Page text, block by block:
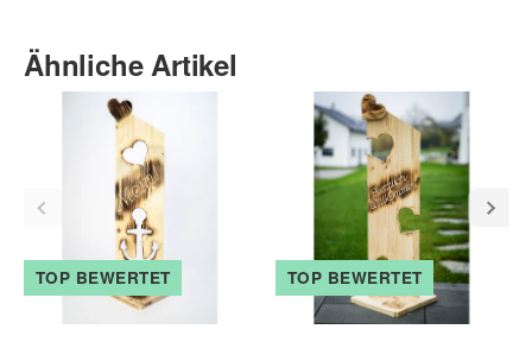
Ähnliche Artikel
TOP BEWERTET TOP BEWERTET